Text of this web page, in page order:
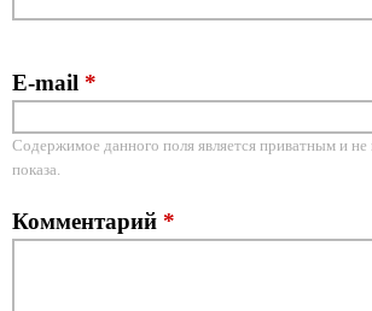
E-mail *
Содержимое данного поля является приватным и не
показа.
Комментарий *